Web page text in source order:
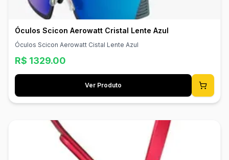
Óculos Scicon Aerowatt Cristal Lente Azul
Óculos Scicon Aerowatt Cistal Lente Azul
R$ 1329.00
Ver Produto